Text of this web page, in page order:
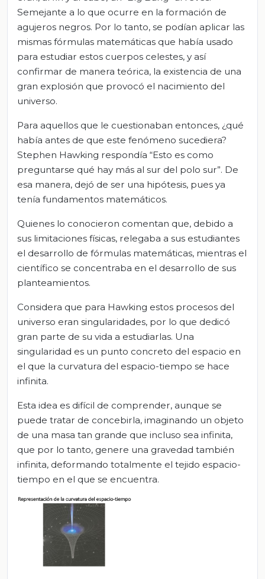
Semejante a lo que ocurre en la formación de
agujeros negros. Por lo tanto, se podían aplicar las
mismas fórmulas matemáticas que había usado
para estudiar estos cuerpos celestes, y así
confirmar de manera teórica, la existencia de una
gran explosión que provocó el nacimiento del
universo.
Para aquellos que le cuestionaban entonces, ¿qué
había antes de que este fenómeno sucediera?
Stephen Hawking respondía “Esto es como
preguntarse qué hay más al sur del polo sur”. De
esa manera, dejó de ser una hipótesis, pues ya
tenía fundamentos matemáticos.
Quienes lo conocieron comentan que, debido a
sus limitaciones físicas, relegaba a sus estudiantes
el desarrollo de fórmulas matemáticas, mientras el
científico se concentraba en el desarrollo de sus
planteamientos.
Considera que para Hawking estos procesos del
universo eran singularidades, por lo que dedicó
gran parte de su vida a estudiarlas. Una
singularidad es un punto concreto del espacio en
el que la curvatura del espacio-tiempo se hace
infinita.
Esta idea es difícil de comprender, aunque se
puede tratar de concebirla, imaginando un objeto
de una masa tan grande que incluso sea infinita,
que por lo tanto, genere una gravedad también
infinita, deformando totalmente el tejido espacio-
tiempo en el que se encuentra.